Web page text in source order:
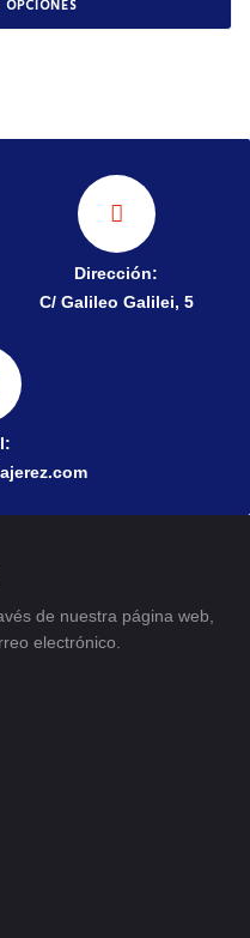
OPCIONES
Dirección:
C/ Galileo Galilei, 5
de nuestra página web,
electrónico.